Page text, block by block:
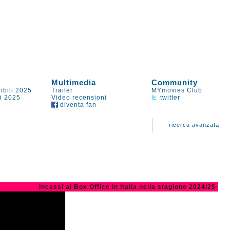
Multimedia Community
2025 Trailer
MYmovies Club
2025 Video recensioni
twitter
diventa fan
ricerca avanzata
Incassi al Box Office in Italia nella stagione 2024/25